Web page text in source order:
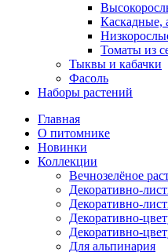
Каскадные,
Томаты из
Тыквы и кабачки
Фасоль
Наборы растений
Главная
О питомнике
Новинки
Коллекции
Вечнозелёное
Декоративно-
Декоративно-
Декоративно-
Декоративно-
Для альпинария